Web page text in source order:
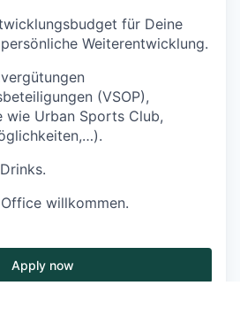
für Deine
Weiterentwicklung.
(VSOP),
wie Urban Sports Club,
willkommen.
Apply now